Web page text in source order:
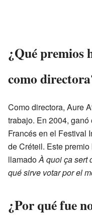
¿Qué premios
como
Como directora, Aure
trabajo. En 2004,
Francés en el Festival
de Créteil. Este
llamadoÀ quoi ça sert
qué sirve votar por el
¿Por qué fue